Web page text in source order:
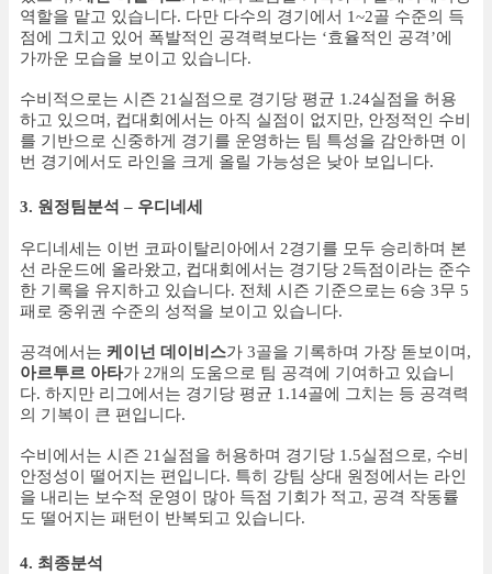
역할을 맡고 있습니다. 다만 다수의 경기에서 1~2골 수준의 득
점에 그치고 있어 폭발적인 공격력보다는 ‘효율적인 공격’에
가까운 모습을 보이고 있습니다.
수비적으로는 시즌 21실점으로 경기당 평균 1.24실점을 허용
하고 있으며, 컵대회에서는 아직 실점이 없지만, 안정적인 수비
를 기반으로 신중하게 경기를 운영하는 팀 특성을 감안하면 이
번 경기에서도 라인을 크게 올릴 가능성은 낮아 보입니다.
3. 원정팀분석 – 우디네세
우디네세는 이번 코파이탈리아에서 2경기를 모두 승리하며 본
선 라운드에 올라왔고, 컵대회에서는 경기당 2득점이라는 준수
한 기록을 유지하고 있습니다. 전체 시즌 기준으로는 6승 3무 5
패로 중위권 수준의 성적을 보이고 있습니다.
공격에서는 케이넌 데이비스가 3골을 기록하며 가장 돋보이며,
아르투르 아타가 2개의 도움으로 팀 공격에 기여하고 있습니
다. 하지만 리그에서는 경기당 평균 1.14골에 그치는 등 공격력
의 기복이 큰 편입니다.
수비에서는 시즌 21실점을 허용하며 경기당 1.5실점으로, 수비
안정성이 떨어지는 편입니다. 특히 강팀 상대 원정에서는 라인
을 내리는 보수적 운영이 많아 득점 기회가 적고, 공격 작동률
도 떨어지는 패턴이 반복되고 있습니다.
4. 최종분석